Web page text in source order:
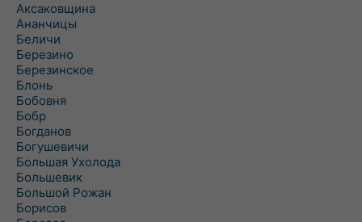
Аксаковщина
Ананчицы
Беличи
Березино
Березинское
Блонь
Бобовня
Бобр
Богданов
Богушевичи
Большая Ухолода
Большевик
Большой Рожан
Борисов